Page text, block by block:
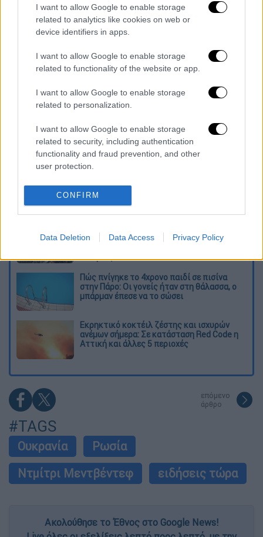
I want to allow Google to enable storage
related to analytics like cookies on web or
device identifiers in apps.
I want to allow Google to enable storage
related to functionality of the website or app.
I want to allow Google to enable storage
related to personalization.
I want to allow Google to enable storage
related to security, including authentication
functionality and fraud prevention, and other
user protection.
CONFIRM
Data Deletion Data Access Privacy Policy
σημαντική η συνάντηση αρχηγών CIA-
FSB από αυτήν Μπάιντεν-Ερντογάν
Σάλος στο Tik Tok με μέθοδο
αδυνατίσματος: Έκλεισε το στόμα της
με ειδικά σιδεράκια για να μην μπορεί να
Φυσικό αέριο: Ποιοι θα εξαιρεθούν από
κριτήρια
Διαβάστε ακόμη
σημαίνει η νίκη του Αμπντούλ Ελ-Σαγέντ
για τους Δημοκρατικούς
πλησίαζε τα 75 όταν τον αντάμωσε η δόξα –
Ιστορίας!
Πώς πνίγηκε το 4χρονο παιδί σε πισίνα
στην Πάρο: Οι γονείς ήταν στη θάλασσα, ο
μπάρμαν έπεσε να το σώσει
Εκρηκτικό κοκτέιλ ζέστης και ισχυρών
ανέμων σήμερα: Σε κατάσταση Red Code η
Αττική και άλλες 5 περιοχές
επόμενο
άρθρο
#TAGS
Ουκρανία
Ρωσία
Ντμίτρι Μεντβέντεφ
ειδήσεις τώρα
Ακολούθησε το Έθνος στο Google News!